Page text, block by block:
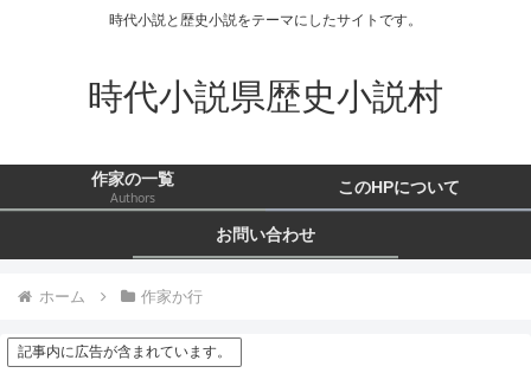
時代小説と歴史小説をテーマにしたサイトです。
時代小説県歴史小説村
作家の一覧
Authors
このHPについて
お問い合わせ
ホーム 作家か行
記事内に広告が含まれています。